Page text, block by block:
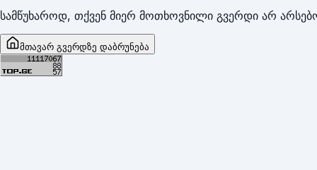
სამწუხაროდ, თქვენ მიერ მოთხოვნილი გვერდი არ
მთავარ გვერდზე დაბრუნება